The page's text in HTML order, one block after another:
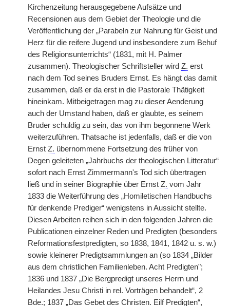
Kirchenzeitung herausgegebene Aufsätze und
Recensionen aus dem Gebiet der Theologie und die
Veröffentlichung der „Parabeln zur Nahrung für Geist und
Herz für die reifere Jugend und insbesondere zum Behuf
des Religionsunterrichts“ (1831, mit H. Palmer
zusammen). Theologischer Schriftsteller wird Z. erst
nach dem Tod seines Bruders Ernst. Es hängt das damit
zusammen, daß er da erst in die Pastorale Thätigkeit
hineinkam. Mitbeigetragen mag zu dieser Aenderung
auch der Umstand haben, daß er glaubte, es seinem
Bruder schuldig zu sein, das von ihm begonnene Werk
weiterzuführen. Thatsache ist jedenfalls, daß er die von
Ernst Z. übernommene Fortsetzung des früher von
Degen geleiteten „Jahrbuchs der theologischen Litteratur“
sofort nach Ernst Zimmermann's Tod sich übertragen
ließ und in seiner Biographie über Ernst Z. vom Jahr
1833 die Weiterführung des „Homiletischen Handbuchs
für denkende Prediger“ wenigstens in Aussicht stellte.
Diesen Arbeiten reihen sich in den folgenden Jahren die
Publicationen einzelner Reden und Predigten (besonders
Reformationsfestpredigten, so 1838, 1841, 1842 u. s. w.)
sowie kleinerer Predigtsammlungen an (so 1834 „Bilder
aus dem christlichen Familienleben. Acht Predigten";
1836 und 1837 „Die Bergpredigt unseres Herrn und
Heilandes Jesu Christi in rel. Vorträgen behandelt“, 2
Bde.; 1837 „Das Gebet des Christen. Eilf Predigten“,